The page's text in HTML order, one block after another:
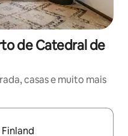
de Catedral de
casas e muito mais
disponíveis, explore-os